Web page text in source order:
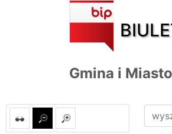
Gmina i